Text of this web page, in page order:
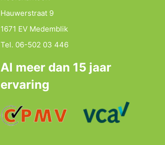
Hauwerstraat 9
1671 EV Medemblik
Tel. 06-502 03 446
Al meer dan 15 jaar
ervaring